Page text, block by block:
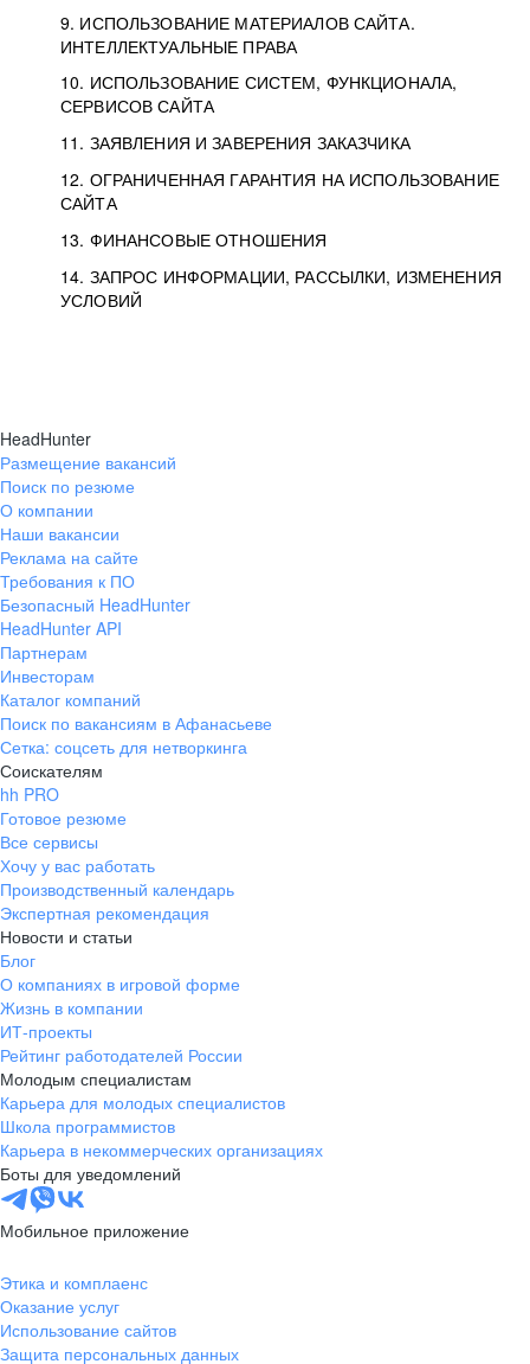
9. ИСПОЛЬЗОВАНИЕ МАТЕРИАЛОВ САЙТА.
ИНТЕЛЛЕКТУАЛЬНЫЕ ПРАВА
10. ИСПОЛЬЗОВАНИЕ СИСТЕМ, ФУНКЦИОНАЛА,
СЕРВИСОВ САЙТА
11. ЗАЯВЛЕНИЯ И ЗАВЕРЕНИЯ ЗАКАЗЧИКА
12. ОГРАНИЧЕННАЯ ГАРАНТИЯ НА ИСПОЛЬЗОВАНИЕ
САЙТА
13. ФИНАНСОВЫЕ ОТНОШЕНИЯ
14. ЗАПРОС ИНФОРМАЦИИ, РАССЫЛКИ, ИЗМЕНЕНИЯ
УСЛОВИЙ
HeadHunter
Размещение вакансий
Поиск по резюме
О компании
Наши вакансии
Реклама на сайте
Требования к ПО
Безопасный HeadHunter
HeadHunter API
Партнерам
Инвесторам
Каталог компаний
Поиск по вакансиям в Афанасьеве
Сетка: соцсеть для нетворкинга
Соискателям
hh PRO
Готовое резюме
Все сервисы
Хочу у вас работать
Производственный календарь
Экспертная рекомендация
Новости и статьи
Блог
О компаниях в игровой форме
Жизнь в компании
ИТ-проекты
Рейтинг работодателей России
Молодым специалистам
Карьера для молодых специалистов
Школа программистов
Карьера в некоммерческих организациях
Боты для уведомлений
Мобильное приложение
Этика и комплаенс
Оказание услуг
Использование сайтов
Защита персональных данных